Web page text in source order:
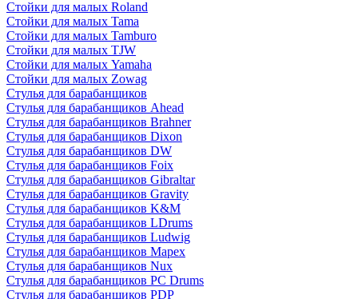
Стойки для малых Roland
Стойки для малых Tama
Стойки для малых Tamburo
Стойки для малых TJW
Стойки для малых Yamaha
Стойки для малых Zowag
Стулья для барабанщиков
Стулья для барабанщиков Ahead
Стулья для барабанщиков Brahner
Стулья для барабанщиков Dixon
Стулья для барабанщиков DW
Стулья для барабанщиков Foix
Стулья для барабанщиков Gibraltar
Стулья для барабанщиков Gravity
Стулья для барабанщиков K&M
Стулья для барабанщиков LDrums
Стулья для барабанщиков Ludwig
Стулья для барабанщиков Mapex
Стулья для барабанщиков Nux
Стулья для барабанщиков PC Drums
Стулья для барабанщиков PDP